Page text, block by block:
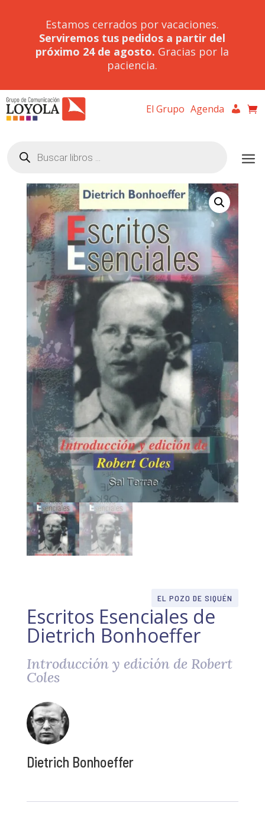
Estamos cerrados por vacaciones.
Serviremos tus pedidos a partir del
próximo 24 de agosto. Gracias por la
paciencia.
El Grupo Agenda
productos
EL POZO DE SIQUÉN
Escritos Esenciales de
Dietrich Bonhoeffer
Introducción y edición de Robert
Coles
Dietrich Bonhoeffer